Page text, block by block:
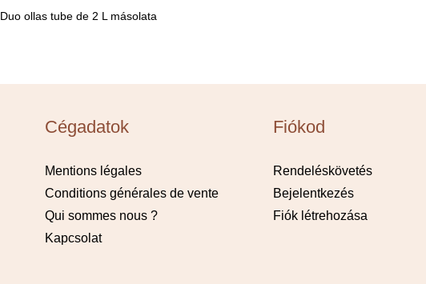
Duo ollas tube de 2 L másolata
Cégadatok
Mentions légales
Conditions générales de vente
Qui sommes nous ?
Kapcsolat
Fiókod
Rendeléskövetés
Bejelentkezés
Fiók létrehozása